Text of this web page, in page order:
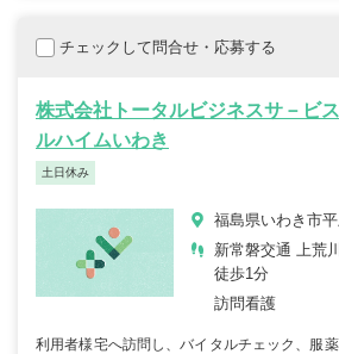
チェックして問合せ・応募する
株式会社トータルビジネスサ－ビ
ルハイムいわき
土日休み
福島県いわき市
新常磐交通 上荒
徒歩1分
訪問看護
利用者様宅へ訪問し、バイタルチェック、服